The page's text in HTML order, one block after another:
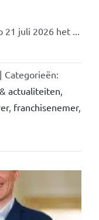
juli 2026 het ...
| Categorieën:
actualiteiten
, franchisenemer,